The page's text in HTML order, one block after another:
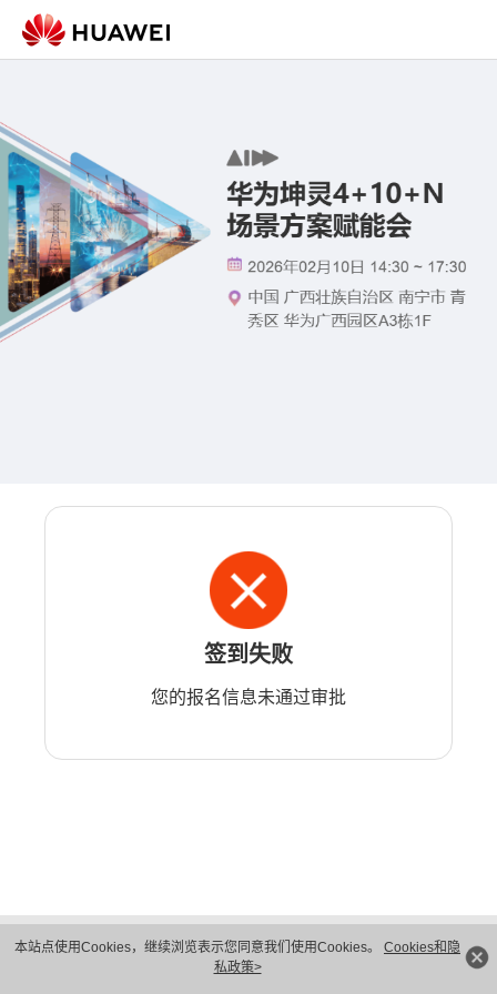
本站点使用Cookies，继续浏览表示您同意我们使用Cookies。 Cookies和隐
私政策>
签到失败
您的报名信息未通过审批
隐私保护